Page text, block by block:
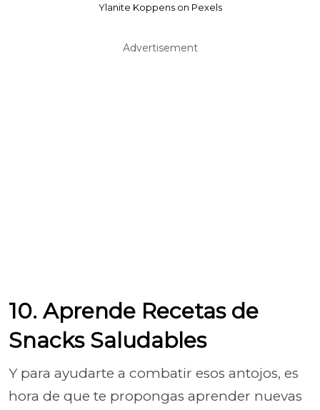
Ylanite Koppens on Pexels
Advertisement
10. Aprende Recetas de
Snacks Saludables
Y para ayudarte a combatir esos antojos, es
hora de que te propongas aprender nuevas